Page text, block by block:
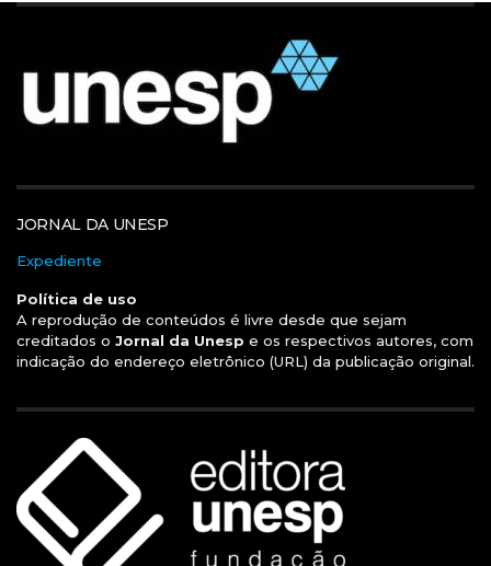
JORNAL DA UNESP
Expediente
Política de uso
A reprodução de conteúdos é livre desde que sejam
creditados o Jornal da Unesp e os respectivos autores, com
indicação do endereço eletrônico (URL) da publicação original.